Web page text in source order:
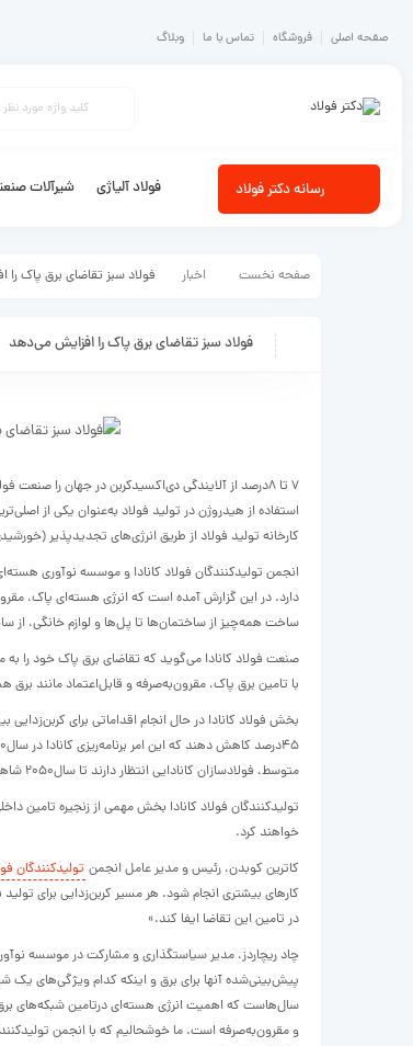
صفحه اصلی فروشگاه تماس با ما وبلاگ
رسانه دکتر فولاد فولاد آلیاژی شیرآلات
صفحه نخست اخبار فولاد سبز تقاضای برق پاک
فولاد سبز تقاضای برق پاک را افزایش می‌دهد
۷ تا ۸درصد از آلایندگی دی‌اکسید‌کربن در جهان را
کارخانه تولید فولاد از طریق انرژی‌های تجدید‌پذیر
انجمن تولیدکنندگان فولاد کانادا و موسسه نوآوری
دارد. در این گزارش آمده است که انرژی هسته‌ای پاک،
ساخت همه‌چیز از ساختمان‌ها تا پل‌ها و لوازم خانگی، از
صنعت فولاد کانادا می‌گوید که تقاضای برق پاک خود را به
با تامین برق‌ پاک، مقرون‌به‌صرفه و قابل‌اعتماد مانند برق
متوسط، فولادسازان کانادایی انتظار دارند تا سال۲۰۵۰ شاهد افزایش ۴۳۰درصدی تقاضای برق با کربن‌زدایی فرآیندهای خود باشند.
خواهند کرد.
کاترین کوبدن، رئیس و مدیر عامل انجمن تولیدکنندگان
کارهای بیشتری انجام شود. هر مسیر کربن‌زدایی برای
در تامین این تقاضا ایفا کند.»
چاد ریچاردز، مدیر سیاستگذاری و مشارکت در موسسه
پیش‌بینی‌شده آنها برای برق و اینکه کدام ویژگی‌های یک
سال‌هاست که اهمیت انرژی هسته‌ای درتامین شبکه‌های
و مقرون‌به‌صرفه است. ما خوشحالیم که با انجمن